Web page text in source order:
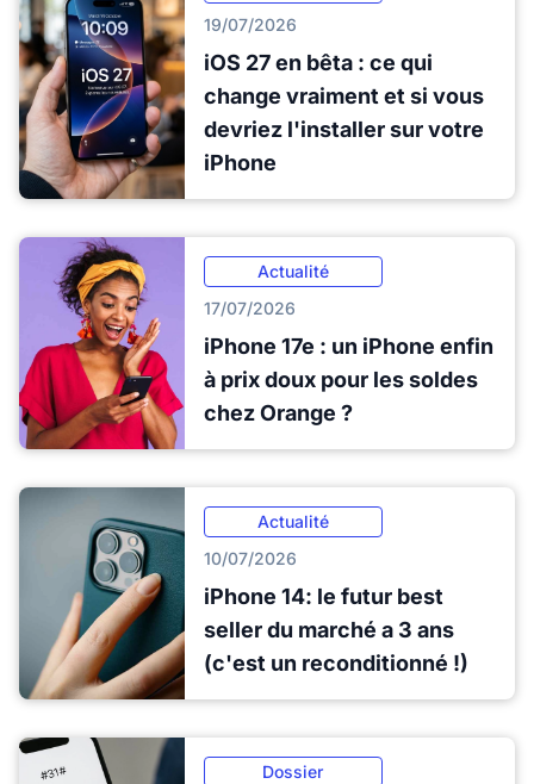
19/07/2026
iOS 27 en bêta : ce qui
change vraiment et si vous
devriez l'installer sur votre
iPhone
Actualité
17/07/2026
iPhone 17e : un iPhone enfin
à prix doux pour les soldes
chez Orange ?
Actualité
10/07/2026
iPhone 14: le futur best
seller du marché a 3 ans
(c'est un reconditionné !)
Dossier